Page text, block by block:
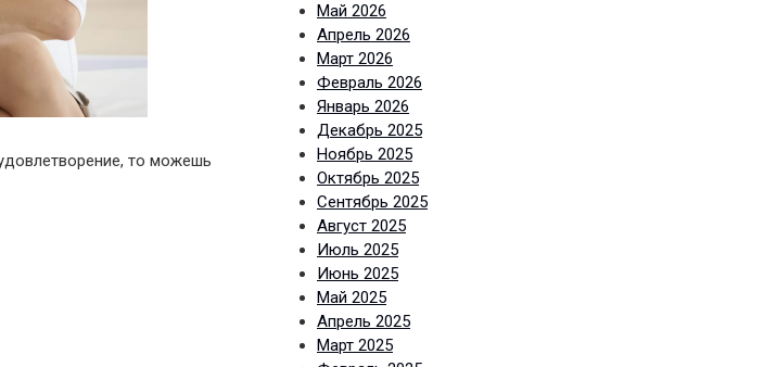
то можешь
Май 2026
Апрель 2026
Март 2026
Февраль 2026
Январь 2026
Декабрь 2025
Ноябрь 2025
Октябрь 2025
Сентябрь 2025
Август 2025
Июль 2025
Июнь 2025
Май 2025
Апрель 2025
Март 2025